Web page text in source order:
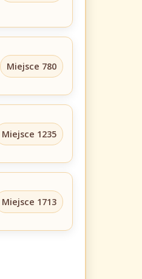
Miejsce 780
Miejsce 1235
Miejsce 1713